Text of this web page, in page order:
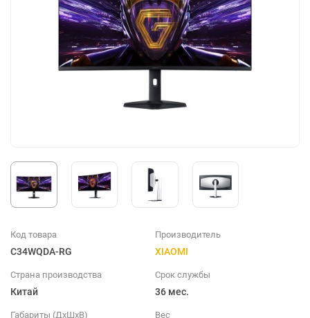
Код товара
C34WQDA-RG
Производитель
XIAOMI
Страна производства
Китай
Срок службы
36 мес.
Габариты (ДхШхВ) Вес